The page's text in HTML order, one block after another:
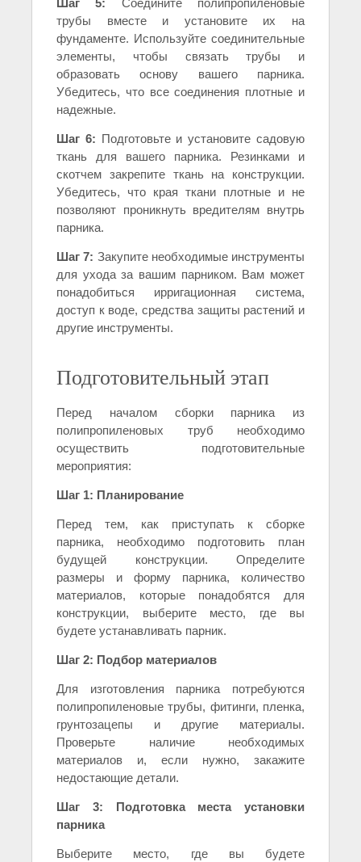
Шаг 5: Соедините полипропиленовые
трубы вместе и установите их на
фундаменте. Используйте соединительные
элементы, чтобы связать трубы и
образовать основу вашего парника.
Убедитесь, что все соединения плотные и
надежные.
Шаг 6: Подготовьте и установите садовую
ткань для вашего парника. Резинками и
скотчем закрепите ткань на конструкции.
Убедитесь, что края ткани плотные и не
позволяют проникнуть вредителям внутрь
парника.
Шаг 7: Закупите необходимые инструменты
для ухода за вашим парником. Вам может
понадобиться ирригационная система,
доступ к воде, средства защиты растений и
другие инструменты.
Подготовительный этап
Перед началом сборки парника из
полипропиленовых труб необходимо
осуществить подготовительные
мероприятия:
Шаг 1: Планирование
Перед тем, как приступать к сборке
парника, необходимо подготовить план
будущей конструкции. Определите
размеры и форму парника, количество
материалов, которые понадобятся для
конструкции, выберите место, где вы
будете устанавливать парник.
Шаг 2: Подбор материалов
Для изготовления парника потребуются
полипропиленовые трубы, фитинги, пленка,
грунтозацепы и другие материалы.
Проверьте наличие необходимых
материалов и, если нужно, закажите
недостающие детали.
Шаг 3: Подготовка места установки
парника
Выберите место, где вы будете